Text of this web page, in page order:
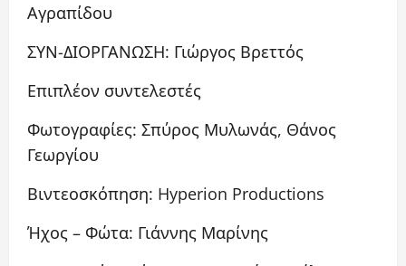
Αγραπίδου
ΣΥΝ-ΔΙΟΡΓΑΝΩΣΗ: Γιώργος Βρεττός
Επιπλέον συντελεστές
Φωτογραφίες: Σπύρος Μυλωνάς, Θάνος
Γεωργίου
Βιντεοσκόπηση: Hyperion Productions
Ήχος – Φώτα: Γιάννης Μαρίνης